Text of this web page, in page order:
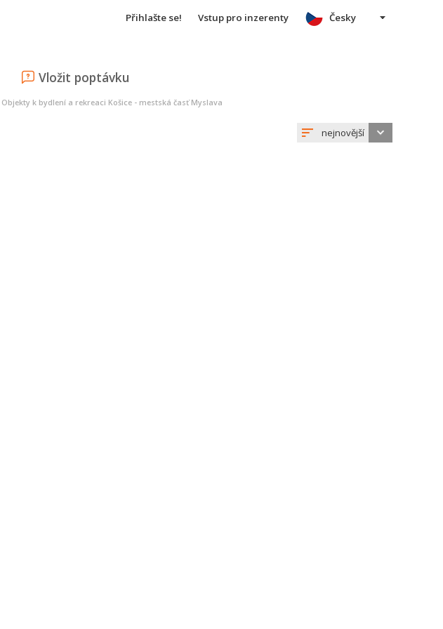
Přihlašte se! Vstup pro inzerenty
Vložit poptávku
Česky
Objekty k bydlení a rekreaci Košice - mestská časť Myslava
nejnovější